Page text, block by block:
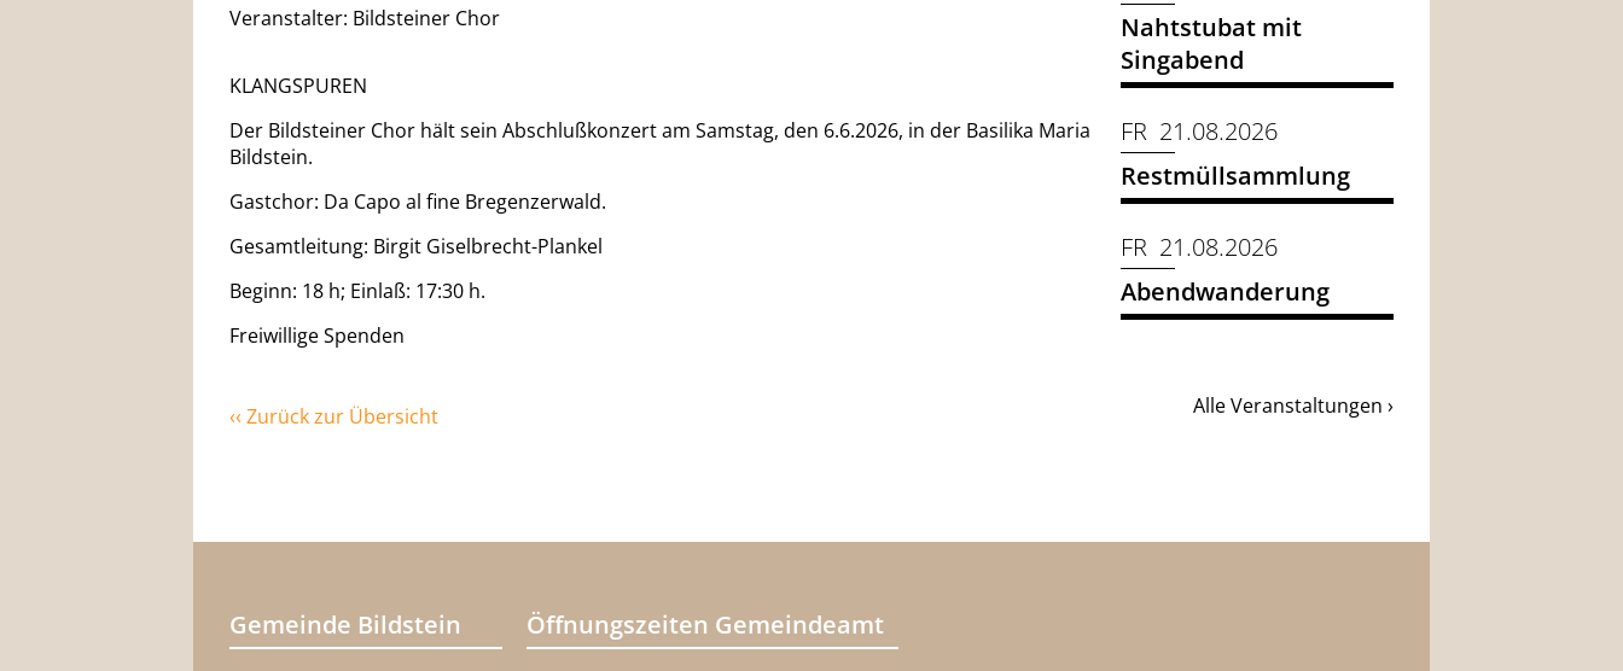
Veranstalter: Bildsteiner Chor
KLANGSPUREN
Der Bildsteiner Chor hält sein Abschlußkonzert am Samstag, den 6.6.2026, in der Basilika Maria
Bildstein.
Gastchor: Da Capo al fine Bregenzerwald.
Gesamtleitung: Birgit Giselbrecht-Plankel
Beginn: 18 h; Einlaß: 17:30 h.
Freiwillige Spenden
‹‹ Zurück zur Übersicht
Nahtstubat mit
Singabend
FR 21.08.2026
Restmüllsammlung
FR 21.08.2026
Abendwanderung
Alle Veranstaltungen ›
Gemeinde Bildstein Öffnungszeiten Gemeindeamt